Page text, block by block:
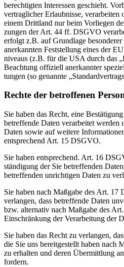
berech­tigten Inter­essen geschieht.
vertrag­licher Erlaub­nisse, verar­beiten
einem Drittland nur beim Vorliegen
zungen der Art. 44 ff. DSGVO
erfolgt z.B. auf Grundlage
anerkannten Feststellung eines der
ni­veaus (z.B. für die USA durch das
Beachtung offiziell anerkannter
tungen (so genannte
Rechte der betrof­fenen
Sie haben das Recht, eine
betref­fende Daten verar­beitet werden
Daten sowie auf weitere
entspre­chend Art. 15 DSGVO.
Sie haben entspre­chend. Art. 16
stän­digung der Sie betref­fenden
betref­fenden unrich­tigen Daten zu
Sie haben nach Maßgabe des Art. 17
verlangen, dass betref­fende Daten
bzw. alter­nativ nach Maßgabe des
Einschränkung der Verar­beitung der
Sie haben das Recht zu verlangen,
die Sie uns bereit­ge­stellt haben nach
zu erhalten und deren Übermittlung
fordern.